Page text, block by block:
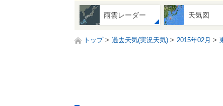
雨雲レーダー 天気図
トップ 過去天気(実況天気) 2015年02月